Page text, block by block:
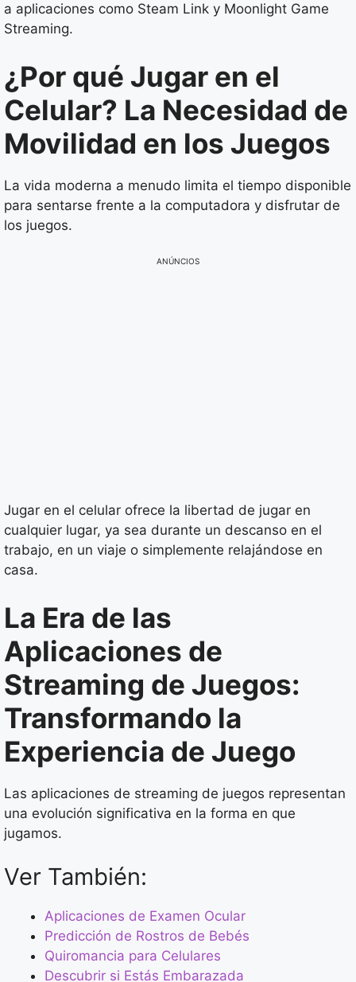
a aplicaciones como Steam Link y Moonlight Game
Streaming.
¿Por qué Jugar en el
Celular? La Necesidad de
Movilidad en los Juegos
La vida moderna a menudo limita el tiempo disponible
para sentarse frente a la computadora y disfrutar de
los juegos.
ANÚNCIOS
Jugar en el celular ofrece la libertad de jugar en
cualquier lugar, ya sea durante un descanso en el
trabajo, en un viaje o simplemente relajándose en
casa.
La Era de las
Aplicaciones de
Streaming de Juegos:
Transformando la
Experiencia de Juego
Las aplicaciones de streaming de juegos representan
una evolución significativa en la forma en que
jugamos.
Ver También:
Aplicaciones de Examen Ocular
Predicción de Rostros de Bebés
Quiromancia para Celulares
Descubrir si Estás Embarazada